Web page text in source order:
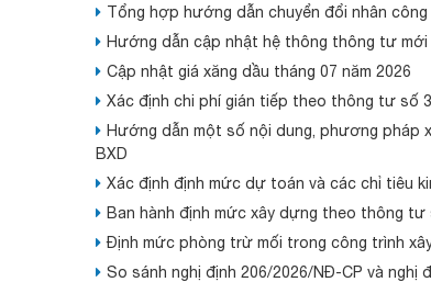
Tổng hợp hướng dẫn chuyển đổi nhân
Hướng dẫn cập nhật hệ thông thông tư
Cập nhật giá xăng dầu tháng 07 năm 2026
Xác định chi phí gián tiếp theo thông tư số
Hướng dẫn một số nội dung, phương pháp
BXD
Xác định định mức dự toán và các chỉ tiêu
Ban hành định mức xây dựng theo thông tư
Định mức phòng trừ mối trong công trình
So sánh nghị định 206/2026/NĐ-CP và nghị